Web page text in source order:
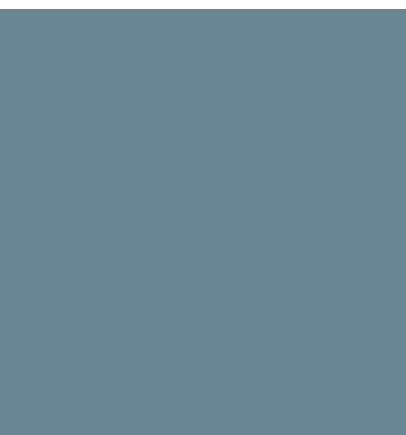
construite au XIXème siècle par